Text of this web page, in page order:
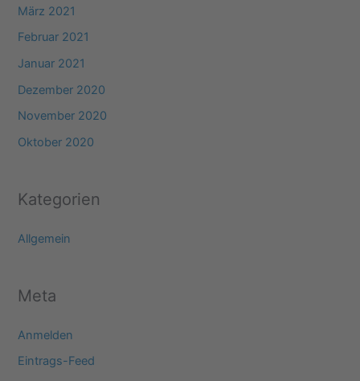
März 2021
Februar 2021
Januar 2021
Dezember 2020
November 2020
Oktober 2020
Kategorien
Allgemein
Meta
Anmelden
Eintrags-Feed